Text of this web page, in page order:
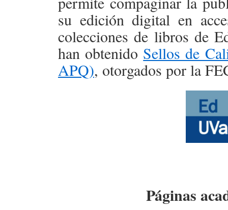
su edición digital en
colecciones de libros de
han obtenido Sellos de
APQ), otorgados por la
Páginas